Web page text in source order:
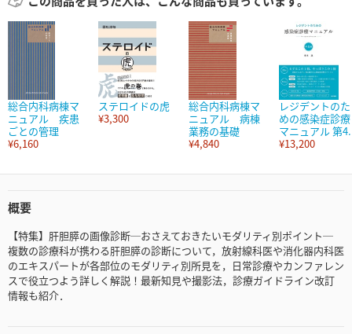
総合内科病棟マ
ニュアル 疾患
ごとの管理
¥6,160
ステロイドの虎
¥3,300
総合内科病棟マ
ニュアル 病棟
業務の基礎
¥4,840
レジデントのた
めの感染症診療
マニュアル 第
¥13,200
概要
【特集】肝胆膵の画像診断─おさえておきたいモダリティ別ポイント─
複数の診療科が携わる肝胆膵の診断について，放射線科医や消化器内科医
のエキスパートが各部位のモダリティ別所見を，日常診療やカンファレン
スで役立つよう詳しく解説！最新知見や撮影法，診療ガイドライン改訂
情報も紹介．